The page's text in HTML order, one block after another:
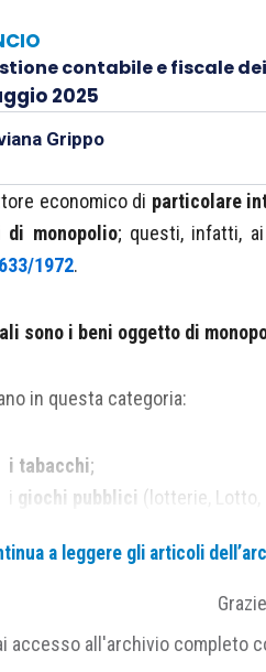
contabile e fiscale
2025
Grippo
economico di particolare
di monopolio; questi, infatti,
1972.
sono i beni oggetto di
in questa categoria:
i tabacchi;
i giochi pubblici (lotterie, Lotto,
isali e fiammiferi;
quotidiani e periodici ;
a leggere gli articoli
accesso all'archivio completo